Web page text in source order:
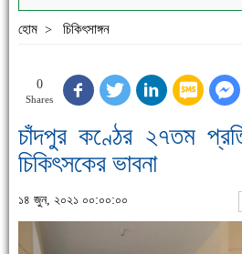
হোম > চিকিৎসাঙ্গন
0
Shares
চাঁদপুর কণ্ঠের ২৭তম
চিকিৎসকের ভাবনা
১৪ জুন, ২০২১ ০০:০০:০০